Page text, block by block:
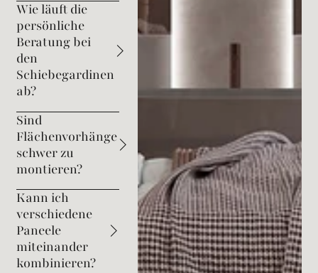
Wie läuft die
persönliche
Beratung bei
den
Schiebegardinen
ab?
Sind
Flächenvorhänge
schwer zu
montieren?
Kann ich
verschiedene
Paneele
miteinander
kombinieren?